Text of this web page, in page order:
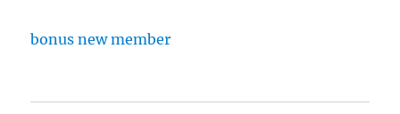
bonus new member